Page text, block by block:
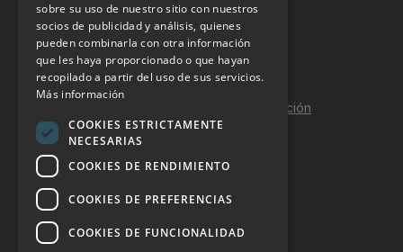
Aviso Legal
Política de Privacidad
Política de Cookies
Política de calidad y seguridad de la información
Contacto
DOSSIER Y CONTRATACIÓN
sobre su uso de nuestro sitio con nuestros
socios de publicidad y análisis, quienes
pueden combinarla con otra información
que les haya proporcionado o que hayan
recopilado a partir del uso de sus servicios.
Más información
COOKIES ESTRICTAMENTE
NECESARIAS
COOKIES DE RENDIMIENTO
COOKIES DE PREFERENCIAS
COOKIES DE FUNCIONALIDAD